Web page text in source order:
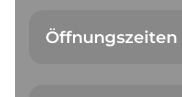
Öffnungszeiten